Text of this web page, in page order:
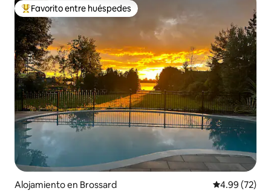
Favorito entre huéspedes preferido
Favorito entre huéspedes
Alojamiento en Brossard Calificación
4.99 (72)